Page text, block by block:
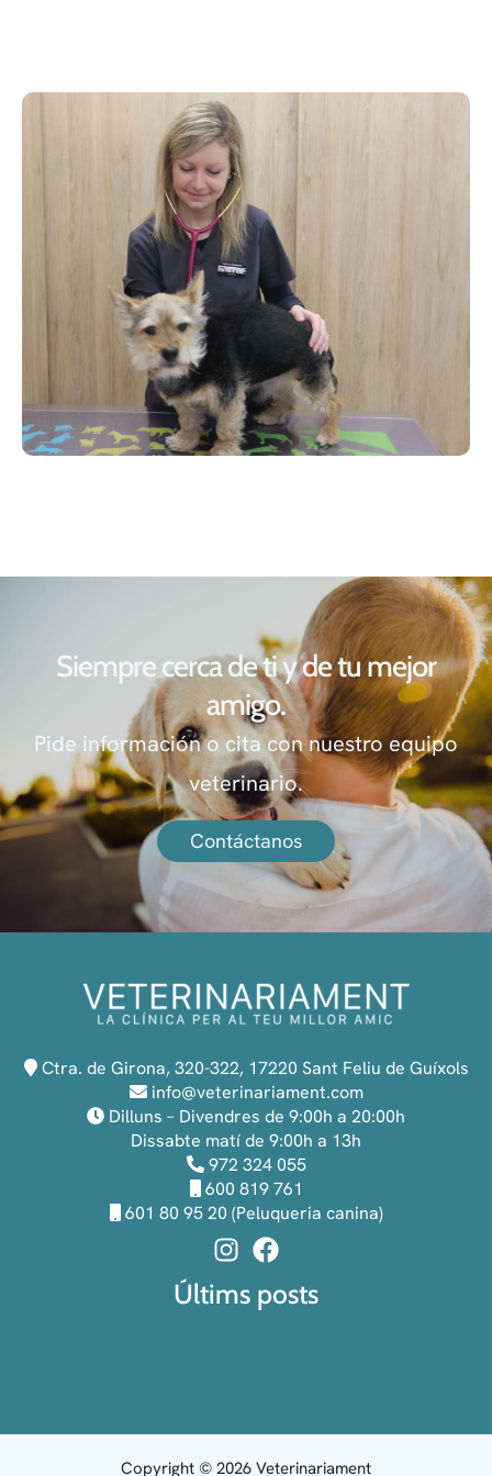
Siempre cerca de ti y de tu mejor
amigo.
Pide información o cita con nuestro equipo
veterinario.
Contáctanos
Ctra. de Girona, 320-322, 17220 Sant Feliu de Guíxols
info@veterinariament.com
Dilluns – Divendres de 9:00h a 20:00h
Dissabte matí de 9:00h a 13h
972 324 055
600 819 761
601 80 95 20 (Peluqueria canina)
Últims posts
Copyright © 2026 Veterinariament